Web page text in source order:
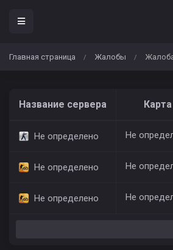
Главная страница / Жалобы /
Название сервера Карта
Не определено Не
Не определено Не
Не определено Не